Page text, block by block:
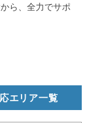
ら、全力でサポ
エリア一覧